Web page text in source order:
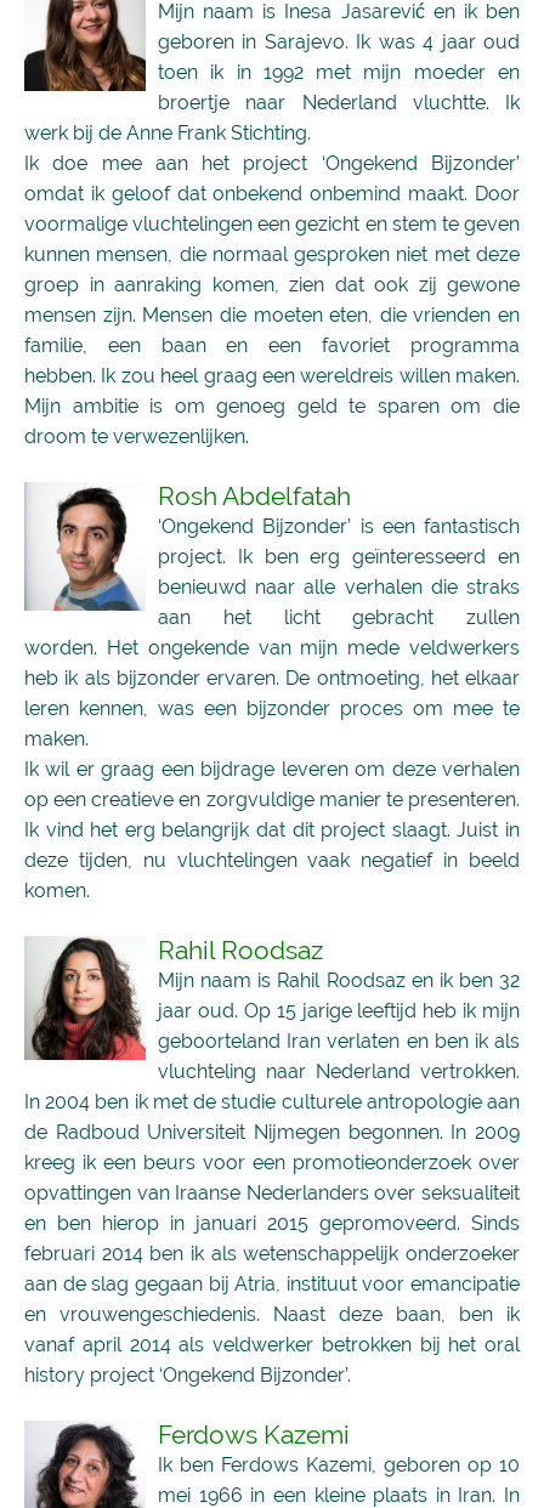
Mijn naam is Inesa Jasarević en ik ben
geboren in Sarajevo. Ik was 4 jaar oud
toen ik in 1992 met mijn moeder en
broertje naar Nederland vluchtte. Ik
werk bij de Anne Frank Stichting.
Ik doe mee aan het project ‘Ongekend Bijzonder’
omdat ik geloof dat onbekend onbemind maakt. Door
voormalige vluchtelingen een gezicht en stem te geven
kunnen mensen, die normaal gesproken niet met deze
groep in aanraking komen, zien dat ook zij gewone
mensen zijn. Mensen die moeten eten, die vrienden en
familie, een baan en een favoriet programma
hebben. Ik zou heel graag een wereldreis willen maken.
Mijn ambitie is om genoeg geld te sparen om die
droom te verwezenlijken.
Rosh Abdelfatah
‘Ongekend Bijzonder’ is een fantastisch
project. Ik ben erg geïnteresseerd en
benieuwd naar alle verhalen die straks
aan het licht gebracht zullen
worden. Het ongekende van mijn mede veldwerkers
heb ik als bijzonder ervaren. De ontmoeting, het elkaar
leren kennen, was een bijzonder proces om mee te
maken.
Ik wil er graag een bijdrage leveren om deze verhalen
op een creatieve en zorgvuldige manier te presenteren.
Ik vind het erg belangrijk dat dit project slaagt. Juist in
deze tijden, nu vluchtelingen vaak negatief in beeld
komen.
Rahil Roodsaz
Mijn naam is Rahil Roodsaz en ik ben 32
jaar oud. Op 15 jarige leeftijd heb ik mijn
geboorteland Iran verlaten en ben ik als
vluchteling naar Nederland vertrokken.
In 2004 ben ik met de studie culturele antropologie aan
de Radboud Universiteit Nijmegen begonnen. In 2009
kreeg ik een beurs voor een promotieonderzoek over
opvattingen van Iraanse Nederlanders over seksualiteit
en ben hierop in januari 2015 gepromoveerd. Sinds
februari 2014 ben ik als wetenschappelijk onderzoeker
aan de slag gegaan bij Atria, instituut voor emancipatie
en vrouwengeschiedenis. Naast deze baan, ben ik
vanaf april 2014 als veldwerker betrokken bij het oral
history project ‘Ongekend Bijzonder’.
Ferdows Kazemi
Ik ben Ferdows Kazemi, geboren op 10
mei 1966 in een kleine plaats in Iran. In